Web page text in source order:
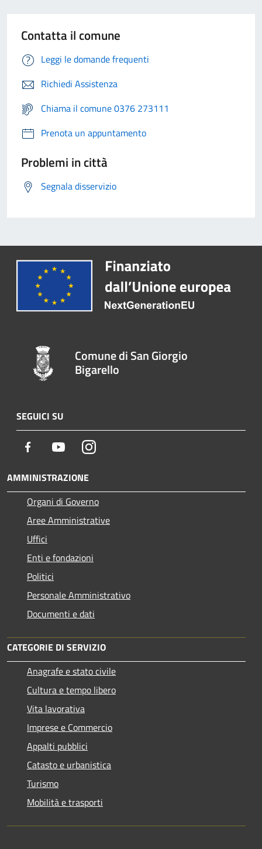
Contatta il comune
Leggi le domande frequenti
Richiedi Assistenza
Chiama il comune 0376 273111
Prenota un appuntamento
Problemi in città
Segnala disservizio
Comune di San Giorgio
Bigarello
SEGUICI SU
Facebook YoutubeInstagram
AMMINISTRAZIONE
Organi di Governo
Aree Amministrative
Uffici
Enti e fondazioni
Politici
Personale Amministrativo
Documenti e dati
CATEGORIE DI SERVIZIO
Anagrafe e stato civile
Cultura e tempo libero
Vita lavorativa
Imprese e Commercio
Appalti pubblici
Catasto e urbanistica
Turismo
Mobilità e trasporti